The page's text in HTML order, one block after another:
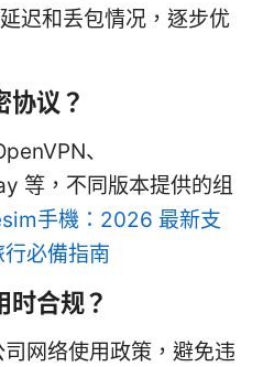
迟和丢包情况，逐步优
协议？
、
等，不同版本提供的组
手機：2026 最新支
必備指南
时合规？
网络使用政策，避免违